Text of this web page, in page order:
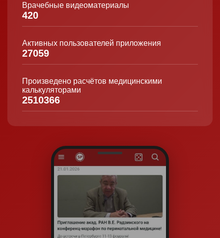
Врачебные видеоматериалы
420
Активных пользователей приложения
27059
Произведено расчётов медицинскими
калькуляторами
2510366